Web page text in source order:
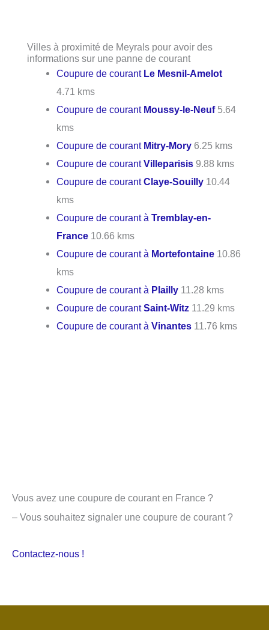
Villes à proximité de Meyrals pour avoir des
informations sur une panne de courant
Coupure de courant Le Mesnil-Amelot
4.71 kms
Coupure de courant Moussy-le-Neuf5.64
kms
Coupure de courant Mitry-Mory 6.25 kms
Coupure de courantVilleparisis 9.88 kms
Coupure de courantClaye-Souilly 10.44
kms
Coupure de courant àTremblay-en-
France 10.66 kms
Coupure de courant à Mortefontaine 10.86
kms
Coupure de courant à Plailly 11.28 kms
Coupure de courantSaint-Witz 11.29 kms
Coupure de courant àVinantes 11.76 kms
Vous avez une coupure de courant en France ?
– Vous souhaitez signaler une coupure de courant ?
Contactez-nous !